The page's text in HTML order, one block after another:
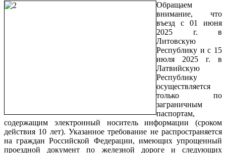
Обращаем
внимание, что
въезд с 01 июня
2025 г. в
Литовскую
Республику и с 15
июля 2025 г. в
Латвийскую
Республику
осуществляется
только по
заграничным
паспортам,
содержащим электронный носитель информации (сроком
действия 10 лет). Указанное требование не распространяется
на граждан Российской Федерации, имеющих упрощенный
проездной документ по железной дороге и следующих